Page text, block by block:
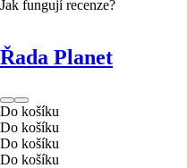
Jak fungují recenze?
Řada Planet
Do košíku
Do košíku
Do košíku
Do košíku